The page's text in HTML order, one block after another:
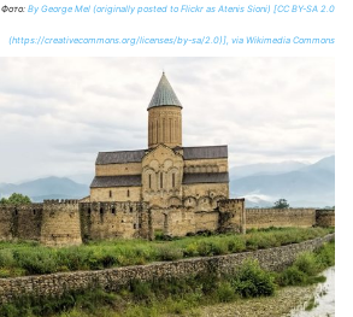
Фото: By George Mel (originally posted to Flickr as Atenis Sioni) [CC BY-SA 2.0
(https://creativecommons.org/licenses/by-sa/2.0)], via Wikimedia Commons